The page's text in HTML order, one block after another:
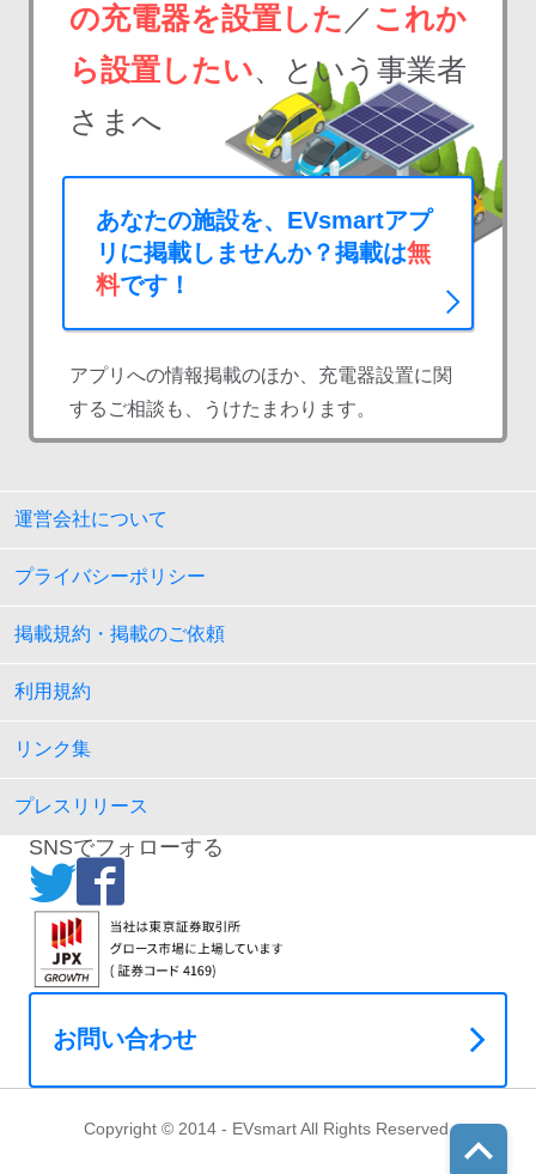
の充電器を設置した ／ これか
ら設置したい、という事業者
さまへ
あなたの施設を、EVsmartアプ
リに掲載しませんか？掲載は無
料です！
アプリへの情報掲載のほか、充電器設置に関
するご相談も、うけたまわります。
運営会社について
プライバシーポリシー
掲載規約・掲載のご依頼
利用規約
リンク集
プレスリリース
SNSでフォローする
お問い合わせ
Copyright © 2014 - EVsmart All Rights Reserved.